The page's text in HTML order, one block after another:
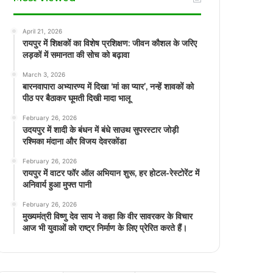
April 21, 2026
रायपुर में शिक्षकों का विशेष प्रशिक्षण: जीवन कौशल के जरिए
लड़कों में समानता की सोच को बढ़ावा
March 3, 2026
बारनवापारा अभ्यारण्य में दिखा ‘मां का प्यार’, नन्हें शावकों को
पीठ पर बैठाकर घूमती दिखी मादा भालू
February 26, 2026
उदयपुर में शादी के बंधन में बंधे साउथ सुपरस्टार जोड़ी
रश्मिका मंदाना और विजय देवरकोंडा
February 26, 2026
रायपुर में वाटर फॉर ऑल अभियान शुरू, हर होटल-रेस्टोरेंट में
अनिवार्य हुआ मुफ्त पानी
February 26, 2026
मुख्यमंत्री विष्णु देव साय ने कहा कि वीर सावरकर के विचार
आज भी युवाओं को राष्ट्र निर्माण के लिए प्रेरित करते हैं।